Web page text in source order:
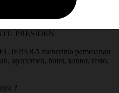
PRESIDEN
JEPARA menerima pemesanan
apartemen, hotel, kantor, resto,
?